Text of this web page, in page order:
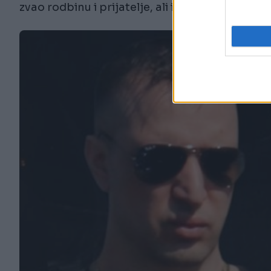
zvao rodbinu i prijatelje, ali i gdje su u tom